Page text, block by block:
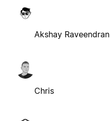
Akshay Raveendran
Chris